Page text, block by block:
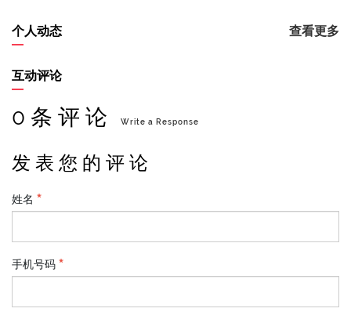
个人动态 查看更多
互动评论
0 条 评 论 Write a Response
发 表 您 的 评 论
姓名
手机号码